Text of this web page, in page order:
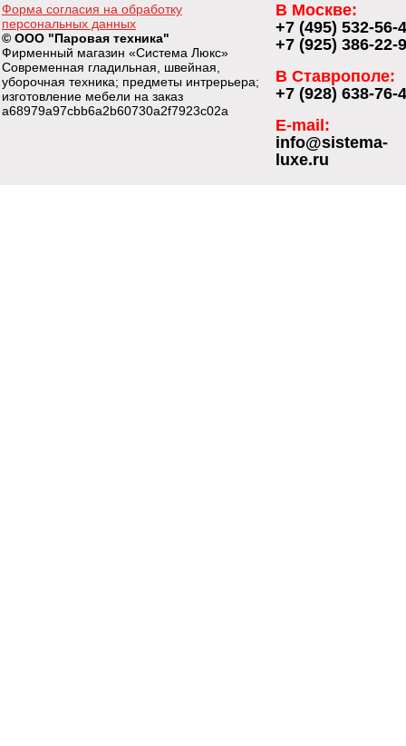
Форма согласия на обработку
персональных данных
© ООО "Паровая техника"
Фирменный магазин «Система Люкс»
Современная гладильная, швейная,
уборочная техника; предметы интрерьера;
изготовление мебели на заказ
a68979a97cbb6a2b60730a2f7923c02a
В Москве:
+7 (495) 532-56-
+7 (925) 386-22-
В Ставрополе:
+7 (928) 638-76-
E-mail:
info@sistema-
luxe.ru